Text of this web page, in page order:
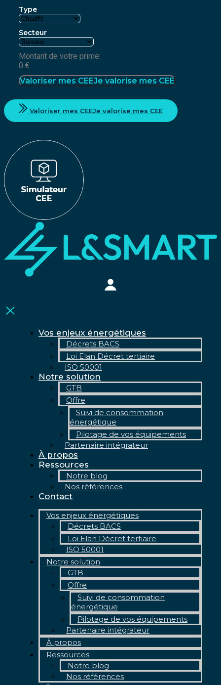
Type
Secteur
Montant de votre prime:
0 €
Valoriser mes CEEJe valorise mes CEE
Valoriser mes CEEJe valorise mes CEE
Vos enjeux énergétiques
Décrets BACS
Loi Elan Décret tertiaire
ISO 50001
Notre solution
GTB
Offre
Suivi de consommation
énergétique
Pilotage de vos équipements
Partenaire intégrateur
À propos
Ressources
Notre blog
Nos références
Contact
Vos enjeux énergétiques
Décrets BACS
Loi Elan Décret tertiaire
ISO 50001
Notre solution
GTB
Offre
Suivi de consommation
énergétique
Pilotage de vos équipements
Partenaire intégrateur
À propos
Ressources
Notre blog
Nos références